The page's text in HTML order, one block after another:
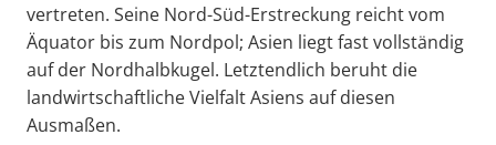
vertreten. Seine Nord-Süd-Erstreckung reicht vom
Äquator bis zum Nordpol; Asien liegt fast vollständig
auf der Nordhalbkugel. Letztendlich beruht die
landwirtschaftliche Vielfalt Asiens auf diesen
Ausmaßen.